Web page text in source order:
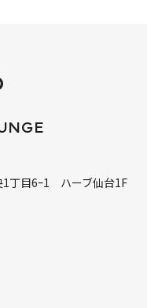
丁目6ｰ1 ハーブ仙台1F